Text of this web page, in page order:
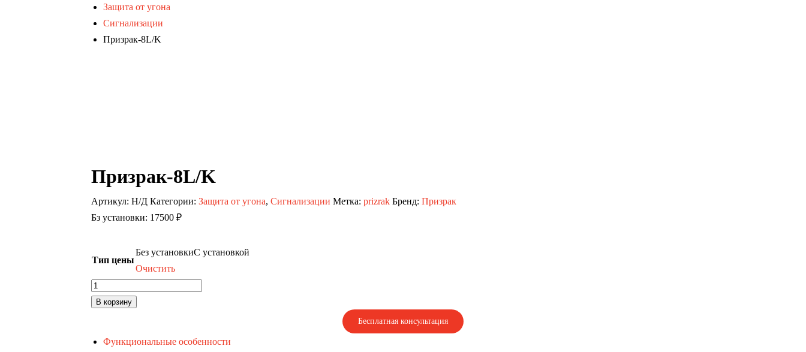
Защита от угона
Сигнализации
Призрак-8L/K
Призрак-8L/K
Артикул: Н/Д Категории: Защита от угона, Сигнализации Метка: prizrak Бренд: Призрак
Бз установки: 17500 ₽
Тип цены
Без установкиС установкой
Очистить
Количество
товара
В корзину
Бесплатная консультация
Функциональные особенности